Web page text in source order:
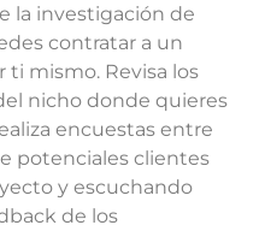
la investigación de
contratar a un
ti mismo. Revisa los
nicho donde quieres
encuestas entre
potenciales clientes
y escuchando
de los